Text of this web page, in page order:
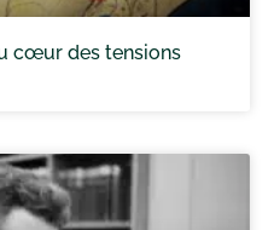
cœur des tensions